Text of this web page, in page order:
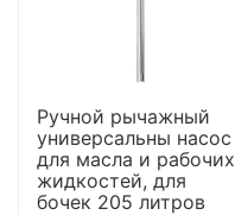
Ручной рычажный
универсальны насос
для масла и рабочих
жидкостей, для
бочек 205 литров